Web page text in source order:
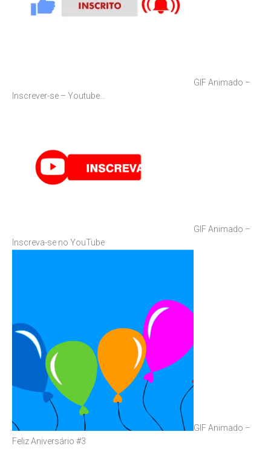
GIF Animado –
Inscrever-se – Youtube…
GIF Animado –
Inscreva-se no YouTube
GIF Animado –
Feliz Aniversário #3